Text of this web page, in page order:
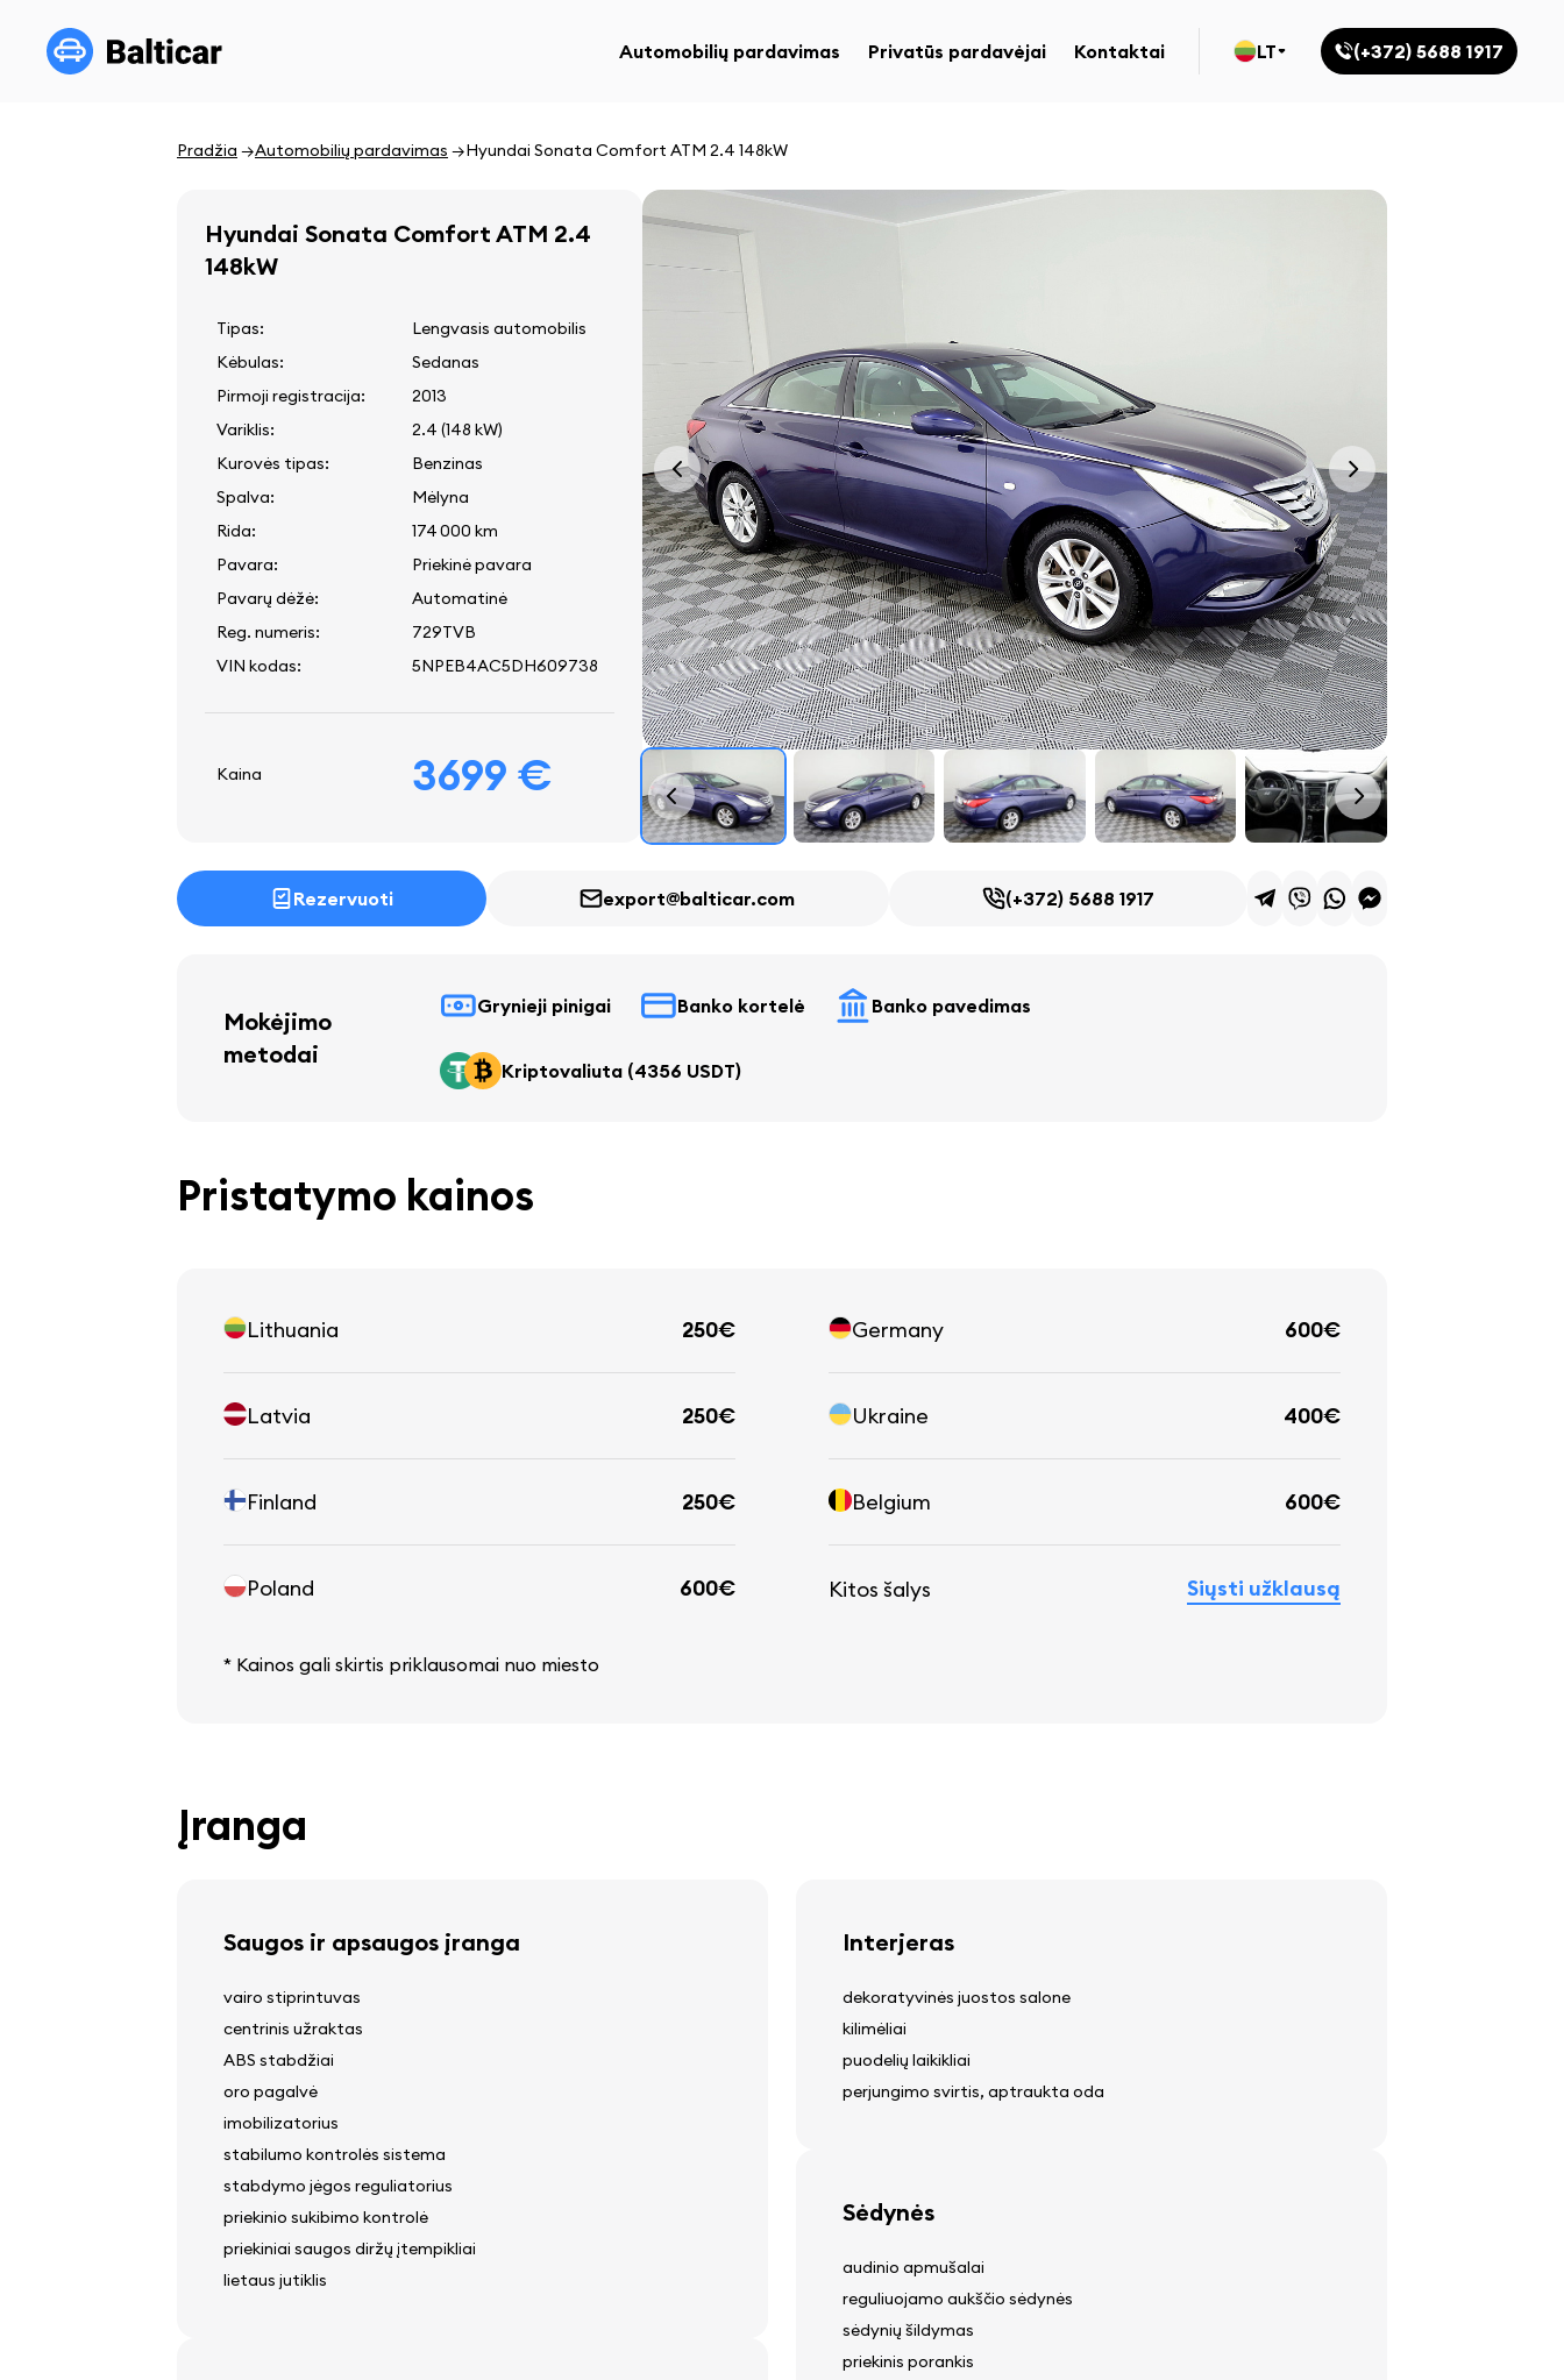
Automobilių pardavimas Privatūs pardavėjai Kontaktai LT (+372) 5688 1917
Pradžia Automobilių pardavimas Hyundai Sonata Comfort ATM 2.4 148kW
Hyundai Sonata Comfort ATM 2.4
148kW
Tipas:
Lengvasis automobilis
Kėbulas:
Sedanas
Pirmoji registracija:
2013
Variklis:
2.4 (148 kW)
Kurovės tipas:
Benzinas
Spalva:
Mėlyna
Rida:
174 000 km
Pavara:
Priekinė pavara
Pavarų dėžė:
Automatinė
Reg. numeris:
729TVB
VIN kodas:
5NPEB4AC5DH609738
Kaina 3699 €
Rezervuoti export@balticar.com (+372) 5688 1917
Mokėjimo
metodai
Grynieji pinigai Banko kortelė Banko pavedimas
Kriptovaliuta (4356 USDT)
Pristatymo kainos
Lithuania 250€
Latvia 250€
Finland 250€
Poland 600€
Germany 600€
Ukraine 400€
Belgium 600€
Kitos šalys Siųsti užklausą
* Kainos gali skirtis priklausomai nuo miesto
Įranga
Saugos ir apsaugos įranga
vairo stiprintuvas
centrinis užraktas
ABS stabdžiai
oro pagalvė
imobilizatorius
stabilumo kontrolės sistema
stabdymo jėgos reguliatorius
priekinio sukibimo kontrolė
priekiniai saugos diržų įtempikliai
lietaus jutiklis
Interjeras
dekoratyvinės juostos salone
kilimėliai
puodelių laikikliai
perjungimo svirtis, aptraukta oda
Sėdynės
audinio apmušalai
reguliuojamo aukščio sėdynės
sėdynių šildymas
priekinis porankis